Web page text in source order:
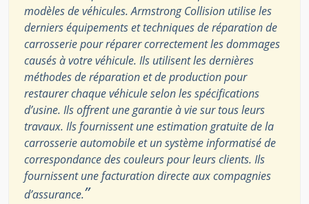
modèles de véhicules. Armstrong Collision utilise les
derniers équipements et techniques de réparation de
carrosserie pour réparer correctement les dommages
causés à votre véhicule. Ils utilisent les dernières
méthodes de réparation et de production pour
restaurer chaque véhicule selon les spécifications
d’usine. Ils offrent une garantie à vie sur tous leurs
travaux. Ils fournissent une estimation gratuite de la
carrosserie automobile et un système informatisé de
correspondance des couleurs pour leurs clients. Ils
fournissent une facturation directe aux compagnies
d’assurance.”